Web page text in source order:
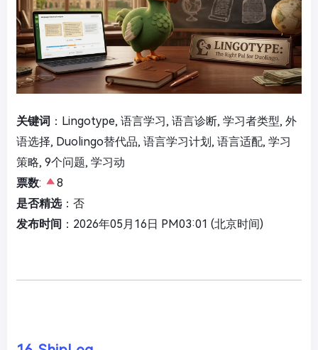
关键词 ：Lingotype, 语言学习, 语言诊断, 学习者类型, 外
语选择, Duolingo替代品, 语言学习计划, 语言适配, 学习
策略, 9个问题, 学习动
票数:
8
是否精选：否
发布时间 ：2026年05月16日 PM03:01 (北京时间)